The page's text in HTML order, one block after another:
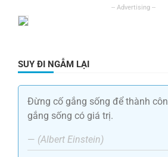
SUY ĐI NGẪM LẠI
Đừng cố gắng sống để thành
gắng sống có giá trị.
— (Albert Einstein)